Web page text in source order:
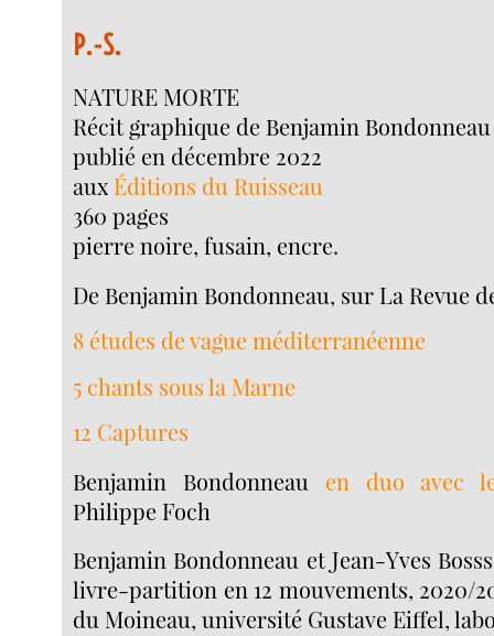
P.-S.
NATURE MORTE
Récit graphique de Benjamin Bondonneau
publié en décembre 2022
aux Éditions du Ruisseau
360 pages
pierre noire, fusain, encre.
De Benjamin Bondonneau, sur La Revue
8 études de vague méditerranéenne
5 chants sous la Marne
12 Captures
Benjamin Bondonneau en duo avec
Philippe Foch
Benjamin Bondonneau et Jean-Yves
livre-partition en 12 mouvements, 2020/
du Moineau, université Gustave Eiffel,